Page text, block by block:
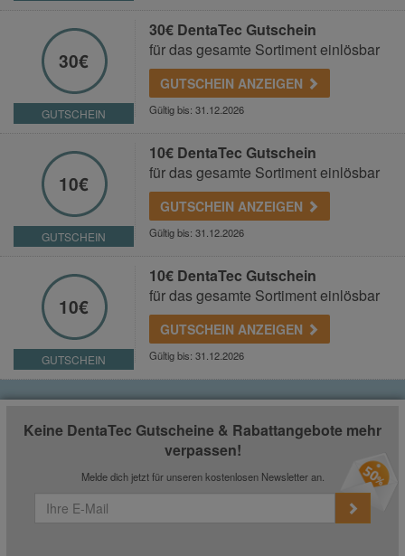
30€
GUTSCHEIN
30€ DentaTec Gutschein
für das gesamte Sortiment einlösbar
GUTSCHEIN ANZEIGEN
Gültig bis: 31.12.2026
10€
GUTSCHEIN
10€ DentaTec Gutschein
für das gesamte Sortiment einlösbar
GUTSCHEIN ANZEIGEN
Gültig bis: 31.12.2026
10€
GUTSCHEIN
10€ DentaTec Gutschein
für das gesamte Sortiment einlösbar
GUTSCHEIN ANZEIGEN
Gültig bis: 31.12.2026
Keine DentaTec Gutscheine & Rabattangebote mehr
verpassen!
Melde dich jetzt für unseren kostenlosen Newsletter an.